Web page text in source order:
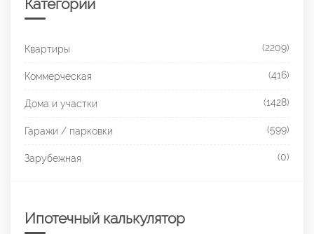
Категории
Квартиры (2209)
Коммерческая (416)
Дома и участки (1428)
Гаражи / парковки (599)
Зарубежная (0)
Ипотечный калькулятор